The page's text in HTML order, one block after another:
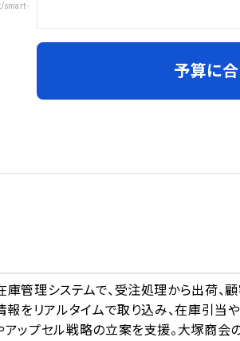
smart-
予算に
理システムで、受注処理から出荷、
をリアルタイムで取り込み、在庫引当
ップセル戦略の立案を支援。大塚商会